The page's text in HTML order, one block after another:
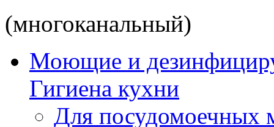
(многоканальный)
Моющие и
Гигиена кухни
Для посудомоечных